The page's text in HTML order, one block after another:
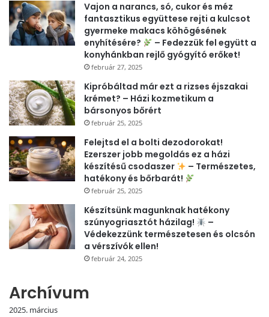
Vajon a narancs, só, cukor és méz
fantasztikus együttese rejti a kulcsot
gyermeke makacs köhögésének
enyhítésére?
– Fedezzük fel együtt a
konyhánkban rejlő gyógyító erőket!
február 27, 2025
Kipróbáltad már ezt a rizses éjszakai
krémet? – Házi kozmetikum a
bársonyos bőrért
február 25, 2025
Felejtsd el a bolti dezodorokat!
Ezerszer jobb megoldás ez a házi
készítésű csodaszer
– Természetes,
hatékony és bőrbarát!
február 25, 2025
Készítsünk magunknak hatékony
szúnyogriasztót házilag!
–
Védekezzünk természetesen és olcsón
a vérszívók ellen!
február 24, 2025
Archívum
2025. március